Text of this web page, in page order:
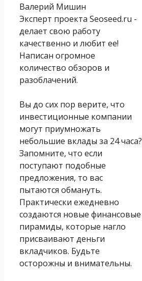
Валерий Мишин
Эксперт проекта Seoseed.ru -
делает свою работу
качественно и любит ее!
Написан огромное
количество обзоров и
разоблачений.
Вы до сих пор верите, что
инвестиционные компании
могут приумножать
небольшие вклады за 24 часа?
Запомните, что если
поступают подобные
предложения, то вас
пытаются обмануть.
Практически ежедневно
создаются новые финансовые
пирамиды, которые нагло
присваивают деньги
вкладчиков. Будьте
осторожны и внимательны.